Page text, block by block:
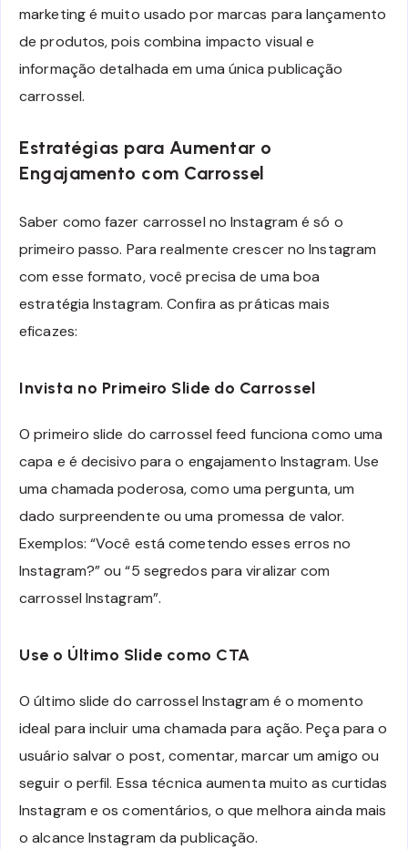
marketing é muito usado por marcas para lançamento
de produtos, pois combina impacto visual e
informação detalhada em uma única publicação
carrossel.
Estratégias para Aumentar o
Engajamento com Carrossel
Saber como fazer carrossel no Instagram é só o
primeiro passo. Para realmente crescer no Instagram
com esse formato, você precisa de uma boa
estratégia Instagram. Confira as práticas mais
eficazes:
Invista no Primeiro Slide do Carrossel
O primeiro slide do carrossel feed funciona como uma
capa e é decisivo para o engajamento Instagram. Use
uma chamada poderosa, como uma pergunta, um
dado surpreendente ou uma promessa de valor.
Exemplos: “Você está cometendo esses erros no
Instagram?” ou “5 segredos para viralizar com
carrossel Instagram”.
Use o Último Slide como CTA
O último slide do carrossel Instagram é o momento
ideal para incluir uma chamada para ação. Peça para o
usuário salvar o post, comentar, marcar um amigo ou
seguir o perfil. Essa técnica aumenta muito as curtidas
Instagram e os comentários, o que melhora ainda mais
o alcance Instagram da publicação.